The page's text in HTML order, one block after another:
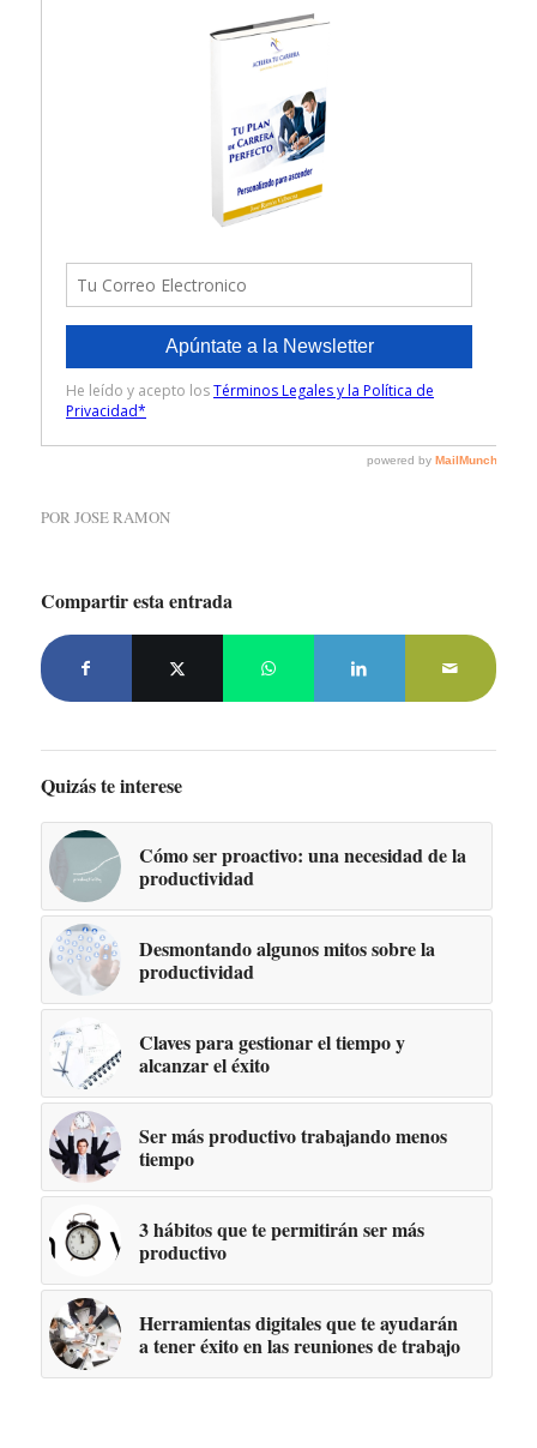
POR JOSE RAMON
Compartir esta entrada
Quizás te interese
Cómo ser proactivo: una necesidad de la
productividad
Desmontando algunos mitos sobre la
productividad
Claves para gestionar el tiempo y
alcanzar el éxito
Ser más productivo trabajando menos
tiempo
3 hábitos que te permitirán ser más
productivo
Herramientas digitales que te ayudarán
a tener éxito en las reuniones de trabajo